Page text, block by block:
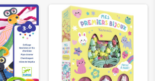
des produits qui apportent joie et
enfants. Explorez notre collection
pour l'assemblage, l'enfilage et le
à vos enfants l'occasion de développer
de manière ludique et engageante.
moment de jeu en un moment de
avec Bilboquet !